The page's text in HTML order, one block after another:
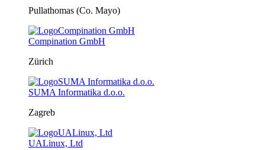
Pullathomas (Co. Mayo)
Compination GmbH
Zürich
SUMA Informatika d.o.o.
Zagreb
UALinux, Ltd